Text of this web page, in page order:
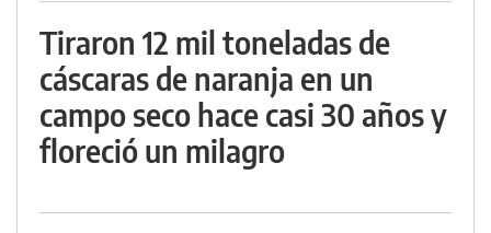
Tiraron 12 mil toneladas de
cáscaras de naranja en un
campo seco hace casi 30 años y
floreció un milagro